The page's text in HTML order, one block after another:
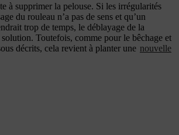
à supprimer la pelouse. Si les irrégularités
du rouleau n’a pas de sens et qu’un
trop de temps, le déblayage de la
solution. Toutefois, comme pour le bêchage et
décrits, cela revient à planter une nouvelle